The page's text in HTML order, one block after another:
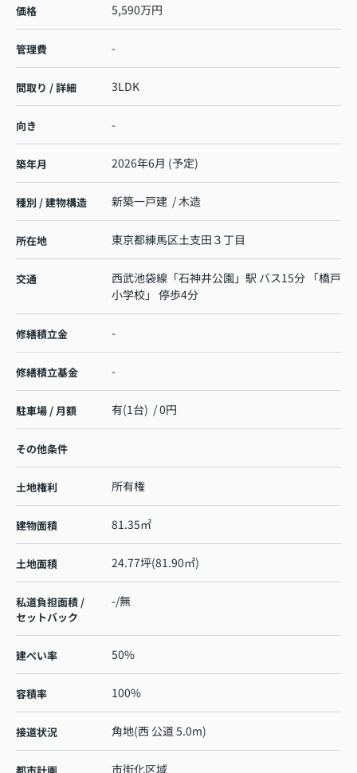
価格 5,590万円
管理費 -
間取り / 詳細 3LDK
向き -
築年月 2026年6月 (予定)
種別 / 建物構造 新築一戸建 / 木造
所在地 東京都練馬区土支田 ３丁目
交通 西武池袋線 「石神井公園 」駅 バス15分 「橋戸
小学校」 停歩4分
修繕積立金 -
修繕積立基金 -
駐車場 / 月額 有(1台) / 0円
その他条件
土地権利 所有権
建物面積 81.35㎡
土地面積 24.77坪(81.90㎡)
私道負担面積 /
セットバック
-/無
建ぺい率 50%
容積率 100%
接道状況 角地(西 公道 5.0m)
市街化区域